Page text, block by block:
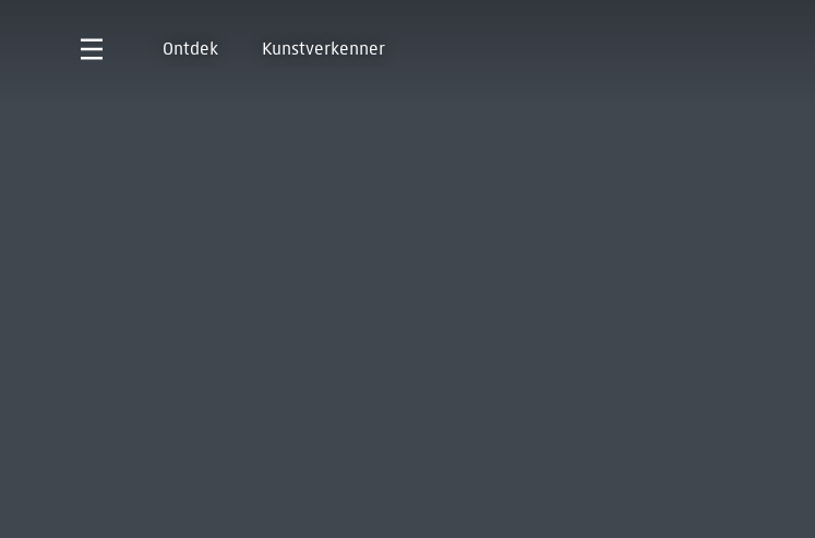
Ontdek Kunstverkenner